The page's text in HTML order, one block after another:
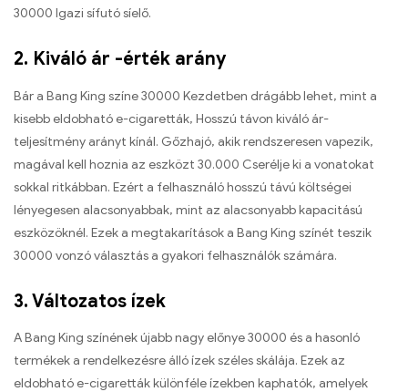
30000 Igazi sífutó síelő.
2. Kiváló ár -érték arány
Bár a Bang King színe 30000 Kezdetben drágább lehet, mint a
kisebb eldobható e-cigaretták, Hosszú távon kiváló ár-
teljesítmény arányt kínál. Gőzhajó, akik rendszeresen vapezik,
magával kell hoznia az eszközt 30.000 Cserélje ki a vonatokat
sokkal ritkábban. Ezért a felhasználó hosszú távú költségei
lényegesen alacsonyabbak, mint az alacsonyabb kapacitású
eszközöknél. Ezek a megtakarítások a Bang King színét teszik
30000 vonzó választás a gyakori felhasználók számára.
3. Változatos ízek
A Bang King színének újabb nagy előnye 30000 és a hasonló
termékek a rendelkezésre álló ízek széles skálája. Ezek az
eldobható e-cigaretták különféle ízekben kaphatók, amelyek